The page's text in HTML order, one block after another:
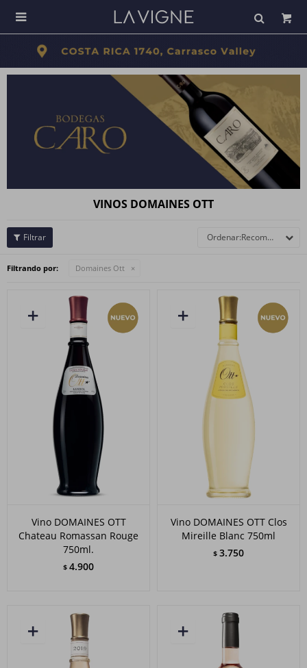

VINOS DOMAINES OTT
Recomendados
Filtrando por: Domaines Ott
Vino DOMAINES OTT
Chateau Romassan Rouge
750ml.
$ 4.900
Vino DOMAINES OTT Clos
Mireille Blanc 750ml
$ 3.750